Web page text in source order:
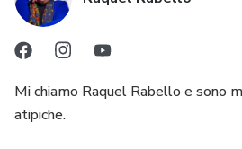
Mi chiamo Raquel Rabello e sono
atipiche.